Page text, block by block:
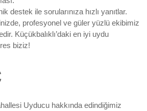
destek ile sorularınıza hızlı yanıtlar.
profesyonel ve güler yüzlü ekibimiz
Küçükbalıklı’daki en iyi uydu
biziz!
Uyducu hakkında edindiğimiz